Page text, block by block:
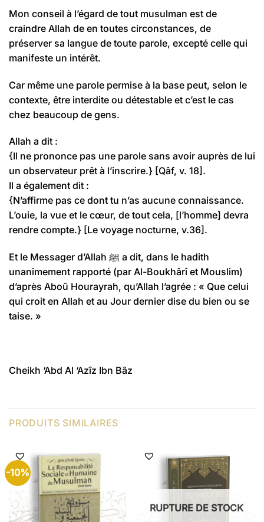
Mon conseil à l’égard de tout musulman est de
craindre Allah de en toutes circonstances, de
préserver sa langue de toute parole, excepté celle qui
manifeste un intérêt.
Car même une parole permise à la base peut, selon le
contexte, être interdite ou détestable et c’est le cas
chez beaucoup de gens.
Allah a dit :
{Il ne prononce pas une parole sans avoir auprès de lui
un observateur prêt à l’inscrire.} [Qâf, v. 18].
Il a également dit :
{N’affirme pas ce dont tu n’as aucune connaissance.
L’ouie, la vue et le cœur, de tout cela, [l’homme] devra
rendre compte.} [Le voyage nocturne, v.36].
Et le Messager d’Allah ﷺ a dit, dans le hadith
unanimement rapporté (par Al-Boukhârî et Mouslim)
d’après Aboû Hourayrah, qu’Allah l’agrée : « Que celui
qui croit en Allah et au Jour dernier dise du bien ou se
taise. »
Cheikh ‘Abd Al ‘Azîz Ibn Bâz
PRODUITS SIMILAIRES
-10%
RUPTURE DE STOCK